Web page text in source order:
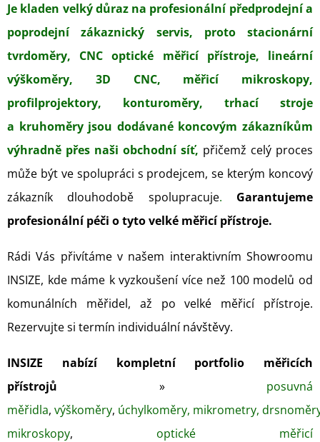
Je kladen velký důraz na profesionální předprodejní a
poprodejní zákaznický servis, proto stacionární
tvrdoměry, CNC optické měřicí přístroje, lineární
výškoměry, 3D CNC, měřicí mikroskopy,
profilprojektory, konturoměry, trhací stroje
a kruhoměry jsou dodávané koncovým zákazníkům
výhradně přes naši obchodní síť, přičemž celý proces
může být ve spolupráci s prodejcem, se kterým koncový
zákazník dlouhodobě spolupracuje. Garantujeme
profesionální péči o tyto velké měřicí přístroje.
Rádi Vás přivítáme v našem interaktivním Showroomu
INSIZE, kde máme k vyzkoušení více než 100 modelů od
komunálních měřidel, až po velké měřicí přístroje.
Rezervujte si termín individuální návštěvy.
INSIZE nabízí kompletní portfolio měřicích
přístrojů » posuvná
měřidla, výškoměry, úchylkoměry, mikrometry,
mikroskopy, optické měřicí